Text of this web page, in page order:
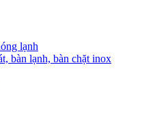
lạnh
bàn lạnh, bàn chặt inox